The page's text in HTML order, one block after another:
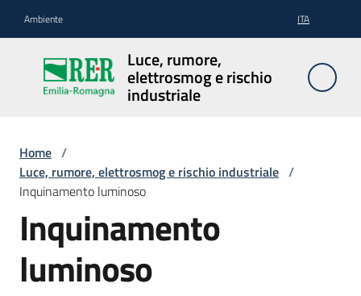
Ambiente ITA
Luce, rumore,
elettrosmog e rischio
industriale
rumore,
elettrosmog
luminoso
Menu selezionato
Inquinamento
Home /
Luce, rumore, elettrosmog e rischio industriale /
Inquinamento luminoso
Inquinamento
luminoso